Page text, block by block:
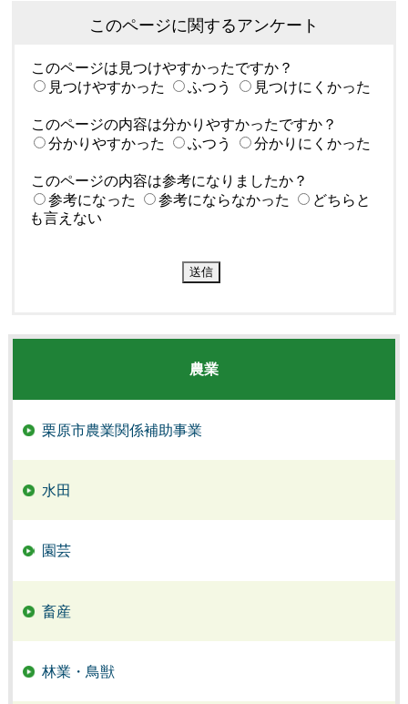
このページに関するアンケート
このページは見つけやすかったですか？
見つけやすかった
ふつう 見つけにくかった
このページの内容は分かりやすかったですか？
分かりやすかった
ふつう 分かりにくかった
このページの内容は参考になりましたか？
参考になった
参考にならなかった
どちらと
も言えない
農業
栗原市農業関係補助事業
水田
園芸
畜産
林業・鳥獣